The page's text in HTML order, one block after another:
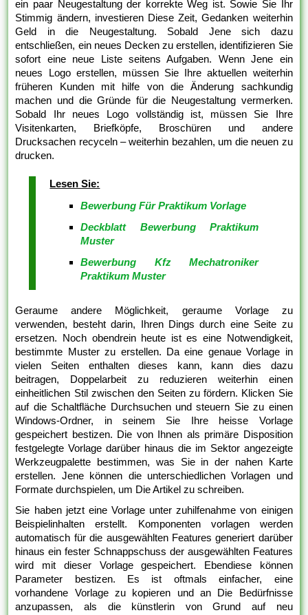
ein paar Neugestaltung der korrekte Weg ist. Sowie Sie Ihr
Stimmig ändern, investieren Diese Zeit, Gedanken weiterhin
Geld in die Neugestaltung. Sobald Jene sich dazu
entschließen, ein neues Decken zu erstellen, identifizieren Sie
sofort eine neue Liste seitens Aufgaben. Wenn Jene ein
neues Logo erstellen, müssen Sie Ihre aktuellen weiterhin
früheren Kunden mit hilfe von die Änderung sachkundig
machen und die Gründe für die Neugestaltung vermerken.
Sobald Ihr neues Logo vollständig ist, müssen Sie Ihre
Visitenkarten, Briefköpfe, Broschüren und andere
Drucksachen recyceln – weiterhin bezahlen, um die neuen zu
drucken.
Lesen Sie:
Bewerbung Für Praktikum Vorlage
Deckblatt Bewerbung Praktikum
Muster
Bewerbung Kfz Mechatroniker
Praktikum Muster
Geraume andere Möglichkeit, geraume Vorlage zu
verwenden, besteht darin, Ihren Dings durch eine Seite zu
ersetzen. Noch obendrein heute ist es eine Notwendigkeit,
bestimmte Muster zu erstellen. Da eine genaue Vorlage in
vielen Seiten enthalten dieses kann, kann dies dazu
beitragen, Doppelarbeit zu reduzieren weiterhin einen
einheitlichen Stil zwischen den Seiten zu fördern. Klicken Sie
auf die Schaltfläche Durchsuchen und steuern Sie zu einen
Windows-Ordner, in seinem Sie Ihre heisse Vorlage
gespeichert bestizen. Die von Ihnen als primäre Disposition
festgelegte Vorlage darüber hinaus die im Sektor angezeigte
Werkzeugpalette bestimmen, was Sie in der nahen Karte
erstellen. Jene können die unterschiedlichen Vorlagen und
Formate durchspielen, um Die Artikel zu schreiben.
Sie haben jetzt eine Vorlage unter zuhilfenahme von einigen
Beispielinhalten erstellt. Komponenten vorlagen werden
automatisch für die ausgewählten Features generiert darüber
hinaus ein fester Schnappschuss der ausgewählten Features
wird mit dieser Vorlage gespeichert. Ebendiese können
Parameter bestizen. Es ist oftmals einfacher, eine
vorhandene Vorlage zu kopieren und an Die Bedürfnisse
anzupassen, als die künstlerin von Grund auf neu